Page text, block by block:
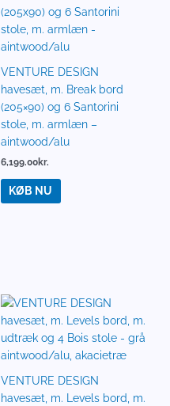
VENTURE DESIGN
havesæt, m. Break bord
(205×90) og 6 Santorini
stole, m. armlæn –
aintwood/alu
6,199.00kr.
KØB NU
VENTURE DESIGN
havesæt, m. Levels bord, m.